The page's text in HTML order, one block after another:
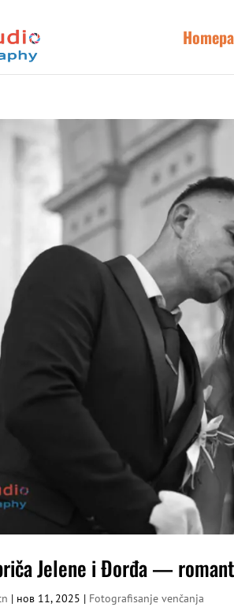
Jelene i Đorđa —
| нов 11, 2025 | Fotografisanje venčanja